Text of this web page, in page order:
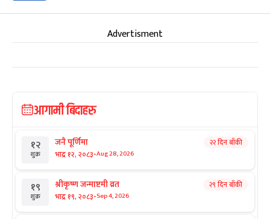
Advertisment
आगामी बिदाहरु
१२
शुक्र
जनै पूर्णिमा
भाद्र १२, २०८३-Aug 28, 2026
२२ दिन बाँकी
१९
शुक्र
श्रीकृष्ण जन्माष्टमी व्रत
भाद्र १९, २०८३-Sep 4, 2026
२९ दिन बाँकी